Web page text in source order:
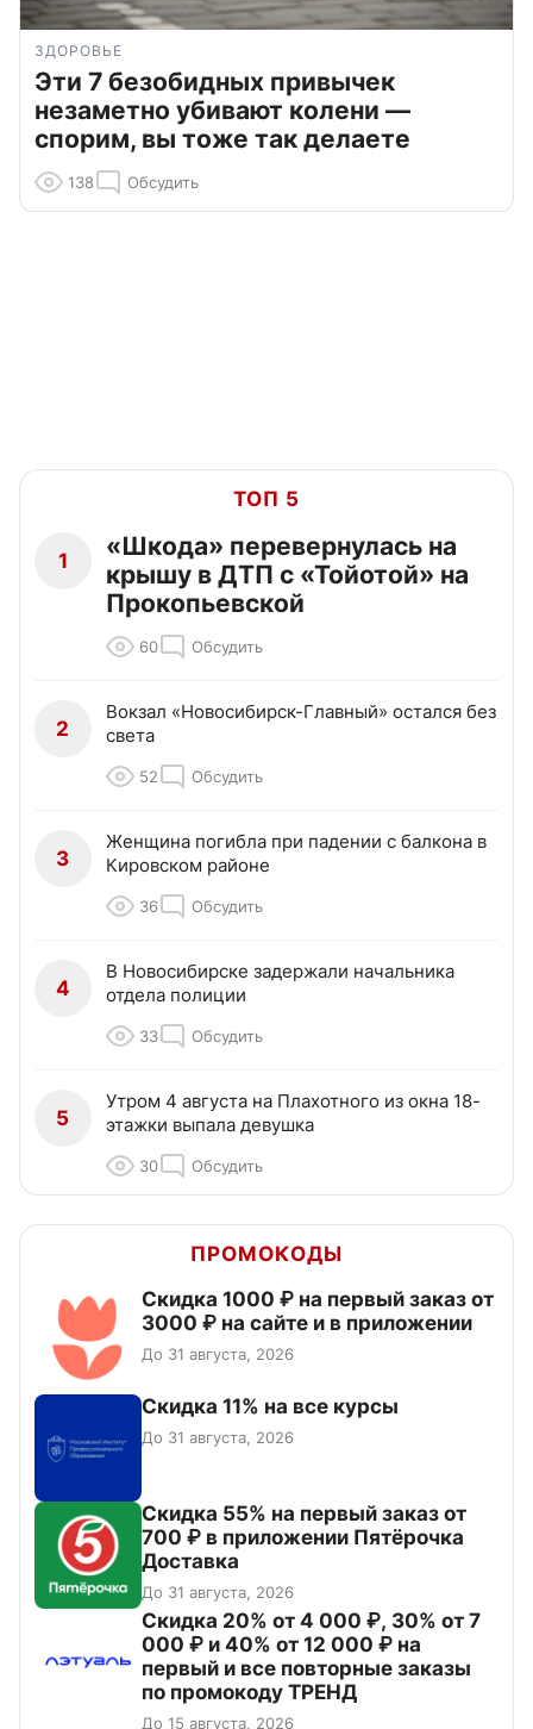
ЗДОРОВЬЕ
Эти 7 безобидных привычек
незаметно убивают колени —
спорим, вы тоже так делаете
138 Обсудить
ТОП 5
1
«Шкода» перевернулась на
крышу в ДТП с «Тойотой» на
Прокопьевской
60 Обсудить
2
Вокзал «Новосибирск-Главный» остался без
света
52 Обсудить
3
Женщина погибла при падении с балкона в
Кировском районе
36 Обсудить
4
В Новосибирске задержали начальника
отдела полиции
33 Обсудить
5
Утром 4 августа на Плахотного из окна 18-
этажки выпала девушка
30 Обсудить
ПРОМОКОДЫ
Скидка 1000 ₽ на первый заказ от
3000 ₽ на сайте и в приложении
До 31 августа, 2026
Скидка 11% на все курсы
До 31 августа, 2026
Скидка 55% на первый заказ от
700 ₽ в приложении Пятёрочка
Доставка
До 31 августа, 2026
Скидка 20% от 4 000 ₽, 30% от 7
000 ₽ и 40% от 12 000 ₽ на
первый и все повторные заказы
по промокоду ТРЕНД
До 15 августа, 2026